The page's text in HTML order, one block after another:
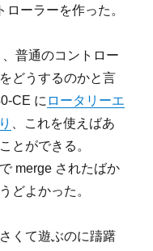
ローラーを作った。
普通のコントロー
どうするのかと言
CE に ロータリーエ
、これを使えばあ
とができる。
merge されたばか
どよかった。
くて遊ぶのに躊躇